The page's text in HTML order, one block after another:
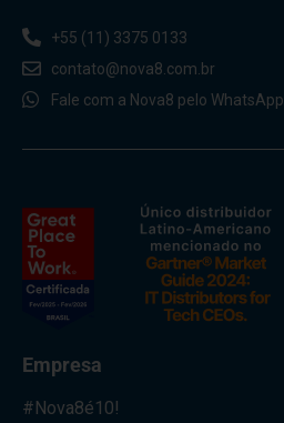
+55 (11) 3375 0133
contato@nova8.com.br
Fale com a Nova8 pelo WhatsApp
Empresa
#Nova8é10!